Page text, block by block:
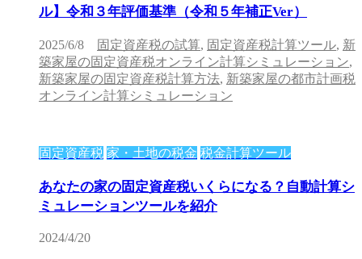
ル】令和３年評価基準（令和５年補正Ver）
2025/6/8 固定資産税の試算, 固定資産税計算ツール, 新
築家屋の固定資産税オンライン計算シミュレーション,
新築家屋の固定資産税計算方法, 新築家屋の都市計画税
オンライン計算シミュレーション
固定資産税 家・土地の税金 税金計算ツール
あなたの家の固定資産税いくらになる？自動計算シ
ミュレーションツールを紹介
2024/4/20